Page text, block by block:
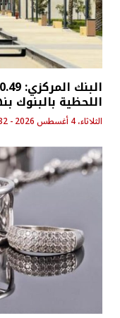
اللحظية بالبنوك
الثلاثاء، 4 أغسطس 2026 - 11:32 ص